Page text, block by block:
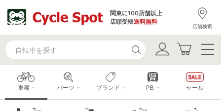
関東に100店舗以上
店頭受取送料無料
店舗検索
車種 パーツ ブランド PB セール